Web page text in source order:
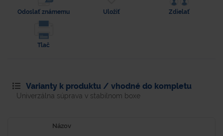
Odoslať známemu Uložiť Zdielať
Tlač
Varianty k produktu / vhodné do kompletu
Univerzálna súprava v stabilnom boxe
Názov